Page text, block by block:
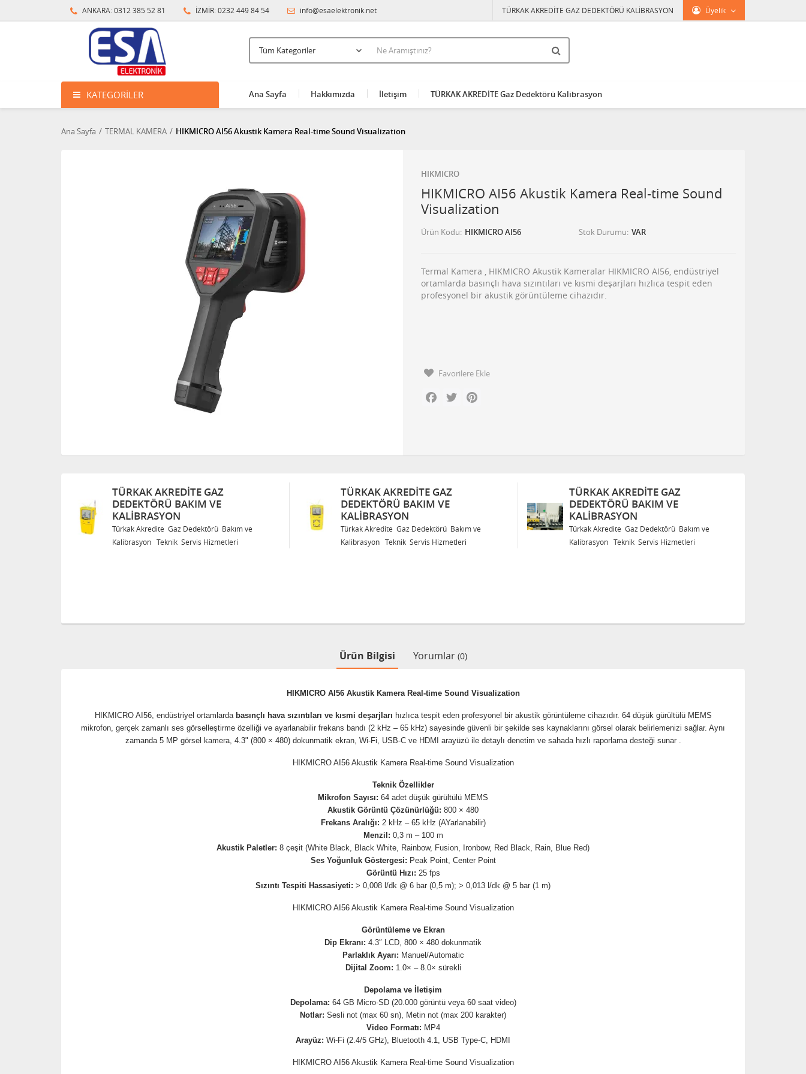
ANKARA: 0312 385 52 81 İZMİR: 0232 449 84 54 info@esaelektronik.net Üyelik
TÜRKAK AKREDİTE GAZ DEDEKTÖRÜ KALİBRASYON
KATEGORILER Ana Sayfa Hakkımızda İletişim TÜRKAK AKREDİTE Gaz Dedektörü Kalibrasyon
Ana Sayfa TERMAL KAMERA HIKMICRO AI56 Akustik Kamera Real-time Sound Visualization
HIKMICRO
HIKMICRO AI56 Akustik Kamera Real-time Sound
Visualization
Ürün Kodu HIKMICRO AI56 Stok Durumu VAR
Termal Kamera , HIKMICRO Akustik Kameralar HIKMICRO AI56, endüstriyel
ortamlarda basınçlı hava sızıntıları ve kısmi deşarjları hızlıca tespit eden
profesyonel bir akustik görüntüleme cihazıdır.
Favorilere Ekle
Facebook
Twitter
TÜRKAK AKREDITE GAZ
DEDEKTÖRÜ BAKIM VE
KALIBRASYON
Türkak Akredite Gaz Dedektörü Bakım ve
Kalibrasyon Teknik Servis Hizmetleri
TÜRKAK AKREDITE GAZ
DEDEKTÖRÜ BAKIM VE
KALIBRASYON
Türkak Akredite Gaz Dedektörü Bakım ve
Kalibrasyon Teknik Servis Hizmetleri
TÜRKAK AKREDITE GAZ
DEDEKTÖRÜ BAKIM VE
KALIBRASYON
Türkak Akredite Gaz Dedektörü Bakım ve
Kalibrasyon Teknik Servis Hizmetleri
Ürün Bilgisi Yorumlar (0)
HIKMICRO AI56 Akustik Kamera Real-time Sound Visualization
HIKMICRO AI56, endüstriyel ortamlarda basınçlı hava sızıntıları ve kısmi deşarjları hızlıca tespit eden profesyonel bir akustik görüntüleme cihazıdır. 64 düşük gürültülü MEMS
mikrofon, gerçek zamanlı ses görselleştirme özelliği ve ayarlanabilir frekans bandı (2 kHz – 65 kHz) sayesinde güvenli bir şekilde ses kaynaklarını görsel olarak belirlemenizi sağlar. Aynı
zamanda 5 MP görsel kamera, 4.3" (800 × 480) dokunmatik ekran, Wi-Fi, USB-C ve HDMI arayüzü ile detaylı denetim ve sahada hızlı raporlama desteği sunar .
HIKMICRO AI56 Akustik Kamera Real-time Sound Visualization
Teknik Özellikler
Mikrofon Sayısı: 64 adet düşük gürültülü MEMS
Akustik Görüntü Çözünürlüğü: 800 × 480
Frekans Aralığı: 2 kHz – 65 kHz (AYarlanabilir)
Menzil: 0,3 m – 100 m
Akustik Paletler: 8 çeşit (White Black, Black White, Rainbow, Fusion, Ironbow, Red Black, Rain, Blue Red)
Ses Yoğunluk Göstergesi: Peak Point, Center Point
Görüntü Hızı: 25 fps
Sızıntı Tespiti Hassasiyeti: > 0,008 l/dk @ 6 bar (0,5 m); > 0,013 l/dk @ 5 bar (1 m)
HIKMICRO AI56 Akustik Kamera Real-time Sound Visualization
Görüntüleme ve Ekran
Dip Ekranı: 4.3″ LCD, 800 × 480 dokunmatik
Parlaklık Ayarı: Manuel/Automatic
Dijital Zoom: 1.0× – 8.0× sürekli
Depolama ve İletişim
Depolama: 64 GB Micro-SD (20.000 görüntü veya 60 saat video)
Notlar: Sesli not (max 60 sn), Metin not (max 200 karakter)
Video Formatı: MP4
Arayüz: Wi-Fi (2.4/5 GHz), Bluetooth 4.1, USB Type-C, HDMI
HIKMICRO AI56 Akustik Kamera Real-time Sound Visualization